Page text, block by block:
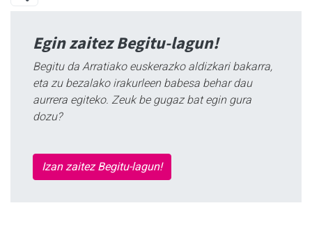
Egin zaitez Begitu-lagun!
Begitu da Arratiako euskerazko aldizkari bakarra,
eta zu bezalako irakurleen babesa behar dau
aurrera egiteko. Zeuk be gugaz bat egin gura
dozu?
Izan zaitez Begitu-lagun!